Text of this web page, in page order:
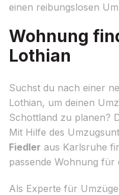
einen reibungslosen
Wohnung
Lothian
Suchst du nach einer
Lothian, um deinen
Schottland zu planen?
Mit Hilfe des
Fiedler aus Karlsruhe
passende Wohnung für
Als Experte für